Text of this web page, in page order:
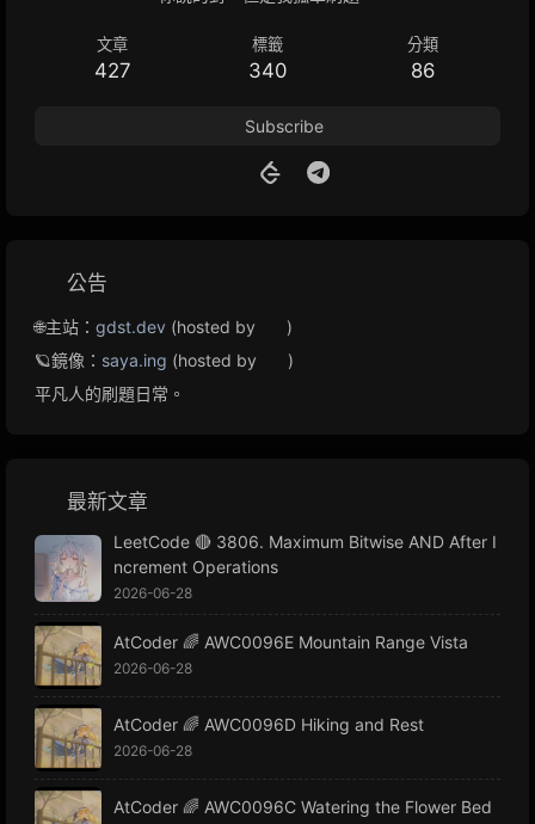
文章
427
標籤
340
分類
86
Subscribe
公告
🌐主站： gdst.dev (hosted by
)
🪐鏡像： saya.ing (hosted by
)
平凡人的刷題日常。
最新文章
LeetCode 🔴 3806. Maximum Bitwise AND After I
ncrement Operations
2026-06-28
AtCoder 🌈 AWC0096E Mountain Range Vista
2026-06-28
AtCoder 🌈 AWC0096D Hiking and Rest
2026-06-28
AtCoder 🌈 AWC0096C Watering the Flower Bed